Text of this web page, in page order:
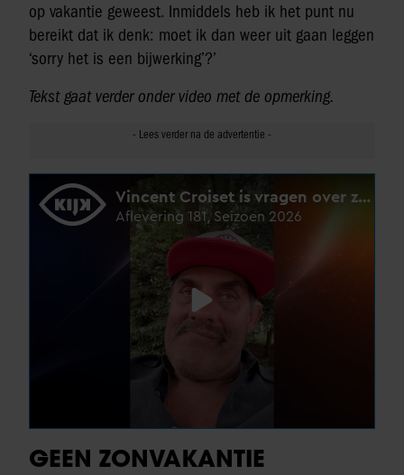
op vakantie geweest. Inmiddels heb ik het punt nu
bereikt dat ik denk: moet ik dan weer uit gaan leggen
‘sorry het is een bijwerking’?’
Tekst gaat verder onder video met de opmerking.
GEEN ZONVAKANTIE